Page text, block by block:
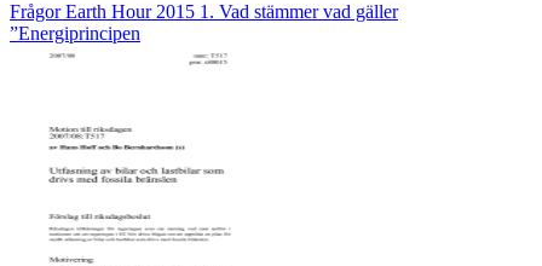
Frågor Earth Hour 2015 1. Vad stämmer vad gäller
”Energiprincipen